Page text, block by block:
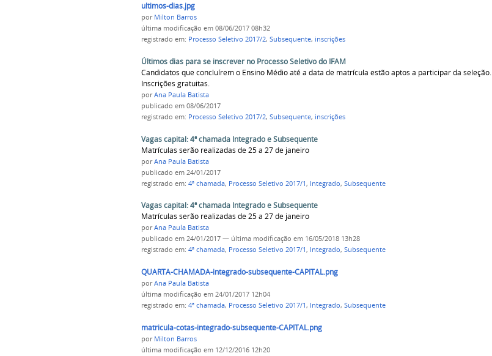
ultimos-dias.jpg
por Milton Barros
última modificação em 08/06/2017 08h32
registrado em: Processo Seletivo 2017/2, Subsequente, inscrições
Últimos dias para se inscrever no Processo Seletivo do IFAM
Candidatos que concluírem o Ensino Médio até a data de matrícula estão aptos a participar da seleção.
Inscrições gratuitas.
porAna Paula Batista
publicado em 08/06/2017
registrado em: Processo Seletivo 2017/2, Subsequente, inscrições
Vagas capital: 4ª chamada Integrado e Subsequente
Matrículas serão realizadas de 25 a 27 de janeiro
porAna Paula Batista
publicado em 24/01/2017
registrado em: 4ª chamada, Processo Seletivo 2017/1, Integrado, Subsequente
Vagas capital: 4ª chamada Integrado e Subsequente
Matrículas serão realizadas de 25 a 27 de janeiro
porAna Paula Batista
publicado em 24/01/2017 — última modificação em 16/05/2018 13h28
registrado em: 4ª chamada, Processo Seletivo 2017/1, Integrado, Subsequente
QUARTA-CHAMADA-integrado-subsequente-CAPITAL.png
porAna Paula Batista
última modificação em 24/01/2017 12h04
registrado em: 4ª chamada, Processo Seletivo 2017/1, Integrado, Subsequente
matricula-cotas-integrado-subsequente-CAPITAL.png
por Milton Barros
última modificação em 12/12/2016 12h20